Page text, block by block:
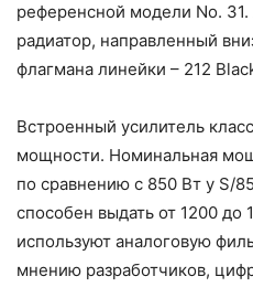
референсной модели No.
радиатор, направленный
флагмана линейки – 212
Встроенный усилитель
мощности. Номинальная
по сравнению с 850 Вт у S/
способен выдать от 1200 до
используют аналоговую
мнению разработчиков,